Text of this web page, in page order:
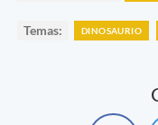
Temas: DINOSAURIO